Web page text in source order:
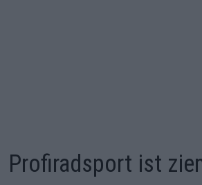
Profiradsport ist